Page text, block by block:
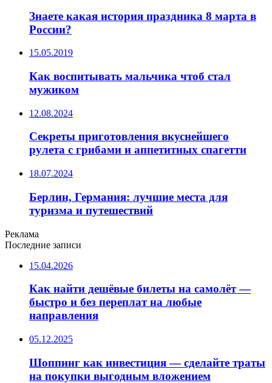
Знаете какая история праздника 8 марта в
России?
15.05.2019
Как воспитывать мальчика чтоб стал
мужиком
12.08.2024
Секреты приготовления вкуснейшего
рулета с грибами и аппетитных спагетти
18.07.2024
Берлин, Германия: лучшие места для
туризма и путешествий
Реклама
Последние записи
15.04.2026
Как найти дешёвые билеты на самолёт —
быстро и без переплат на любые
направления
05.12.2025
Шоппинг как инвестиция — сделайте траты
на покупки выгодным вложением